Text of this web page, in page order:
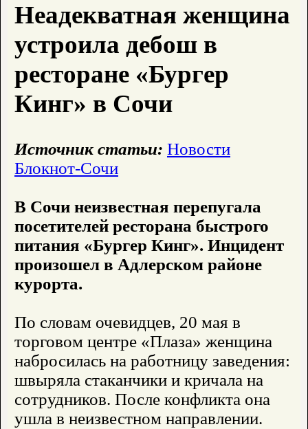
Неадекватная женщина
устроила дебош в
ресторане «Бургер
Кинг» в Сочи
Источник статьи: Новости
Блокнот-Сочи
В Сочи неизвестная перепугала
посетителей ресторана быстрого
питания «Бургер Кинг». Инцидент
произошел в Адлерском районе
курорта.
По словам очевидцев, 20 мая в
торговом центре «Плаза» женщина
набросилась на работницу заведения:
швыряла стаканчики и кричала на
сотрудников. После конфликта она
ушла в неизвестном направлении.